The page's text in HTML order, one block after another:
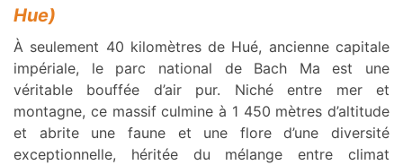
Hue)
À seulement 40 kilomètres de Hué, ancienne capitale
impériale, le parc national de Bach Ma est une
véritable bouffée d’air pur. Niché entre mer et
montagne, ce massif culmine à 1 450 mètres d’altitude
et abrite une faune et une flore d’une diversité
exceptionnelle, héritée du mélange entre climat